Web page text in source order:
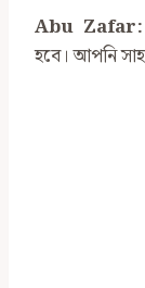
Abu Zafar:
হবে। আপনি